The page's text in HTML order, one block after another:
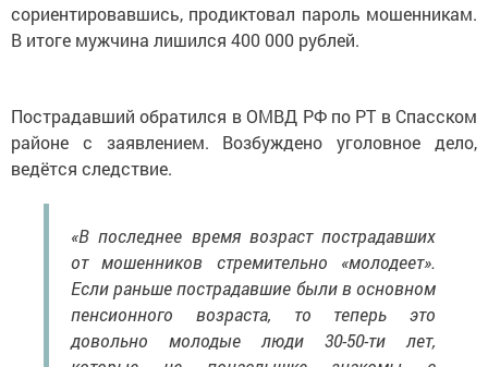
сориентировавшись, продиктовал пароль мошенникам.
В итоге мужчина лишился 400 000 рублей.
Пострадавший обратился в ОМВД РФ по РТ в Спасском
районе с заявлением. Возбуждено уголовное дело,
ведётся следствие.
«В последнее время возраст пострадавших
от мошенников стремительно «молодеет».
Если раньше пострадавшие были в основном
пенсионного возраста, то теперь это
довольно молодые люди 30-50-ти лет,